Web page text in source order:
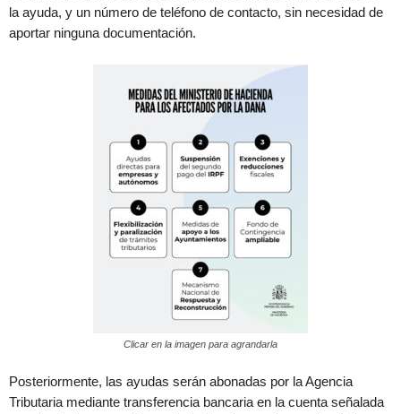
la ayuda, y un número de teléfono de contacto, sin necesidad de
aportar ninguna documentación.
Clicar en la imagen para agrandarla
Posteriormente, las ayudas serán abonadas por la Agencia
Tributaria mediante transferencia bancaria en la cuenta señalada